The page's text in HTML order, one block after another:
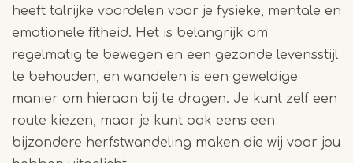
heeft talrijke voordelen voor je fysieke, mentale en
emotionele fitheid. Het is belangrijk om
regelmatig te bewegen en een gezonde levensstijl
te behouden, en wandelen is een geweldige
manier om hieraan bij te dragen. Je kunt zelf een
route kiezen, maar je kunt ook eens een
bijzondere herfstwandeling maken die wij voor jou